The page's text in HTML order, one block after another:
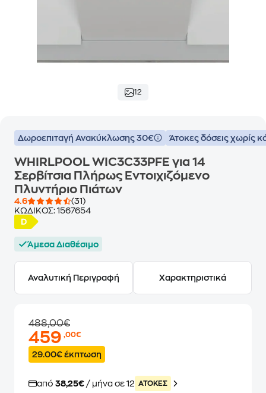
12
Δωροεπιταγή Ανακύκλωσης 30€ Άτοκες δόσεις χωρίς
WHIRLPOOL WIC3C33PFE για 14
Σερβίτσια Πλήρως Εντοιχιζόμενο
Πλυντήριο Πιάτων
4.6
(31)
ΚΩΔΙΚΟΣ: 1567654
Άμεσα Διαθέσιμο
Αναλυτική Περιγραφή Χαρακτηριστικά
488,00€
459,00€
29.00€ έκπτωση
από 38,25€ / μήνα σε 12 ATOKEΣ